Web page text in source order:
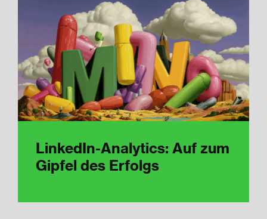
LinkedIn-Analytics: Auf zum
Gipfel des Erfolgs